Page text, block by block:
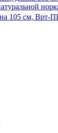
105 см, Врт-